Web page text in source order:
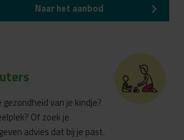
Naar het aanbod
gezondheid van je kindje?
Of zoek je
advies dat bij je past.